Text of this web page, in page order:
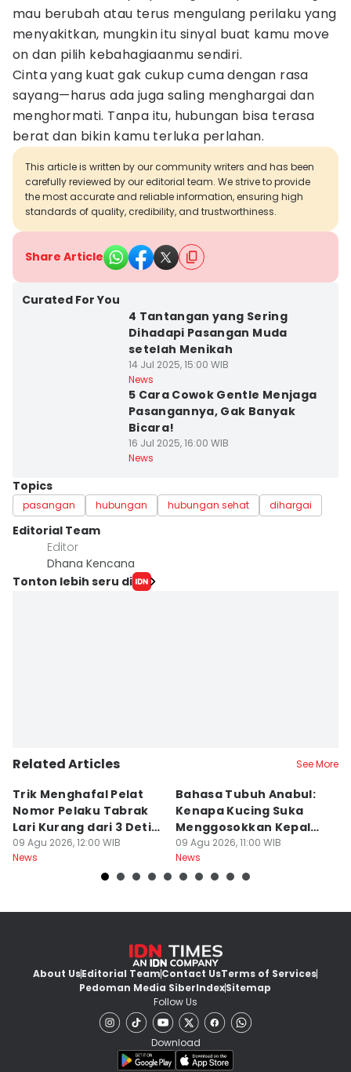
mau berubah atau terus mengulang perilaku yang
menyakitkan, mungkin itu sinyal buat kamu move
on dan pilih kebahagiaanmu sendiri.
Cinta yang kuat gak cukup cuma dengan rasa
sayang—harus ada juga saling menghargai dan
menghormati. Tanpa itu, hubungan bisa terasa
berat dan bikin kamu terluka perlahan.
This article is written by our community writers and has been
carefully reviewed by our editorial team. We strive to provide
the most accurate and reliable information, ensuring high
standards of quality, credibility, and trustworthiness.
Share Article
Curated For You
4 Tantangan yang Sering
Dihadapi Pasangan Muda
setelah Menikah
14 Jul 2025, 15:00 WIB
News
5 Cara Cowok Gentle Menjaga
Pasangannya, Gak Banyak
Bicara!
16 Jul 2025, 16:00 WIB
News
Topics
pasangan hubungan hubungan sehat dihargai
Editorial Team
Editor
Dhana Kencana
Tonton lebih seru di
Related Articles See More
Trik Menghafal Pelat
Nomor Pelaku Tabrak
Lari Kurang dari 3 Detik
di Tengah Kepanikan
09 Agu 2026, 12:00 WIB
News
Bahasa Tubuh Anabul:
Kenapa Kucing Suka
Menggosokkan Kepala
ke Kaki Kita?
09 Agu 2026, 11:00 WIB
News
About UsEditorial TeamContact UsTerms of Services
Pedoman Media SiberIndexSitemap
Follow Us
Download